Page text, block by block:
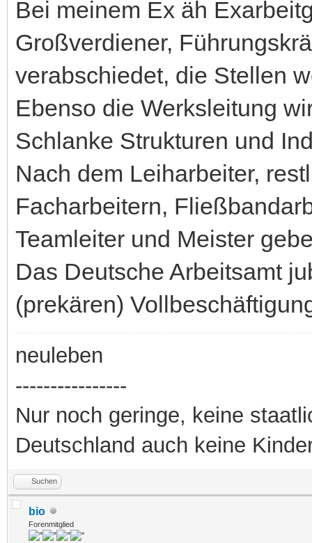
Bei meinem Ex äh
Großverdiener,
verabschiedet, die Stellen
Ebenso die Werksleitung
Schlanke Strukturen und
Nach dem Leiharbeiter,
Facharbeitern,
Teamleiter und Meister
Das Deutsche Arbeitsamt
(prekären)
neuleben
----------------
Nur noch geringe, keine
Deutschland auch keine
Suchen
bio
Forenmitglied